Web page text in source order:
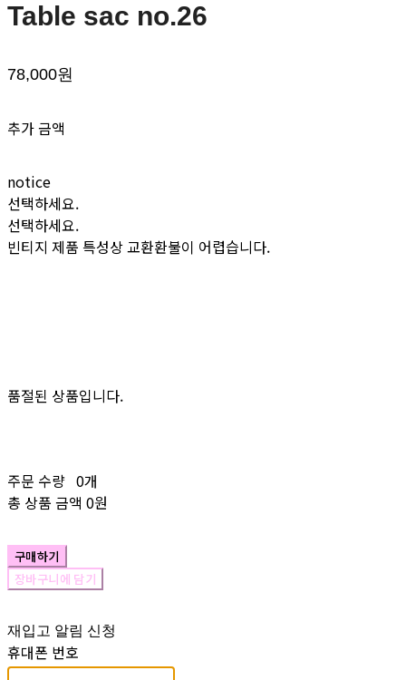
Table sac no.26
78,000원
추가 금액
notice
선택하세요.
선택하세요.
빈티지 제품 특성상 교환환불이 어렵습니다.
품절된 상품입니다.
주문 수량 0개
총 상품 금액 0원
구매하기
장바구니에 담기
재입고 알림 신청
휴대폰 번호